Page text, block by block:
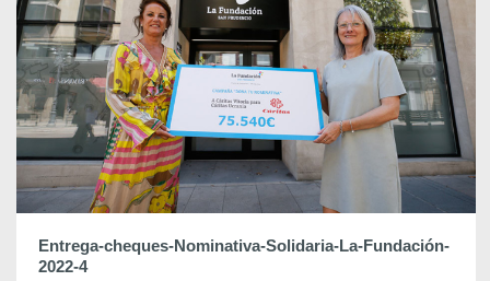
Entrega-cheques-Nominativa-Solidaria-La-Fundación-
2022-4